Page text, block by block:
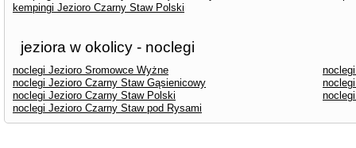
kempingi Jezioro Czarny Staw Polski
jeziora w okolicy - noclegi
noclegi Jezioro Sromowce Wyżne
noclegi Jezioro Czarny Staw Gąsienicowy
noclegi Jezioro Czarny Staw Polski
noclegi Jezioro Czarny Staw pod Rysami